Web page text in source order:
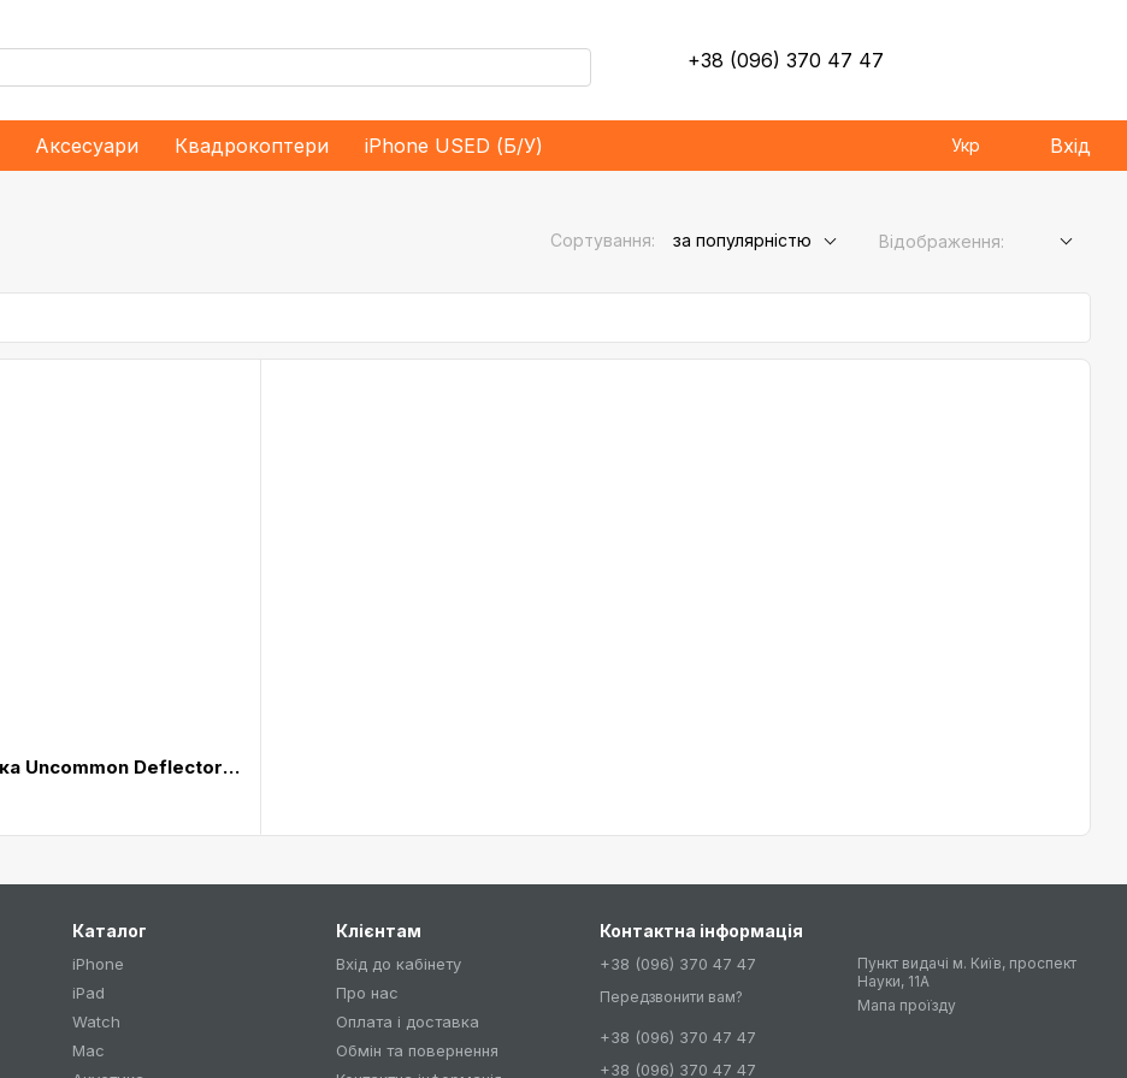
+38 (096) 370 47 47
Аксесуари Квадрокоптери iPhone USED (Б/У) Укр Вхід
Сортування: за популярністю Відображення:
Чохол-накладка Uncommon Deflector Frosted Blue Macbook Air11“ (C0101-DG)
Каталог
iPhone
iPad
Watch
Mac
Клієнтам
Вхід до кабінету
Про нас
Оплата і доставка
Обмін та повернення
Контактна інформація
+38 (096) 370 47 47
Передзвонити вам?
+38 (096) 370 47 47
+38 (096) 370 47 47
Пункт видачі м. Київ, проспект
Науки, 11А
Мапа проїзду